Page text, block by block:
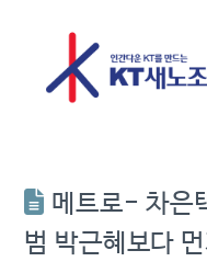
메트로- 차은
범 박근혜보다